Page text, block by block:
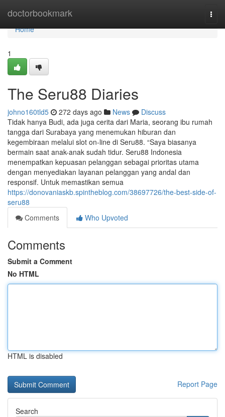
doctorbookmark
Home
Home
1
The Seru88 Diaries
johno160tld5 272 days ago News
Discuss
Tidak hanya Budi, ada juga cerita dari Maria, seorang ibu rumah
tangga dari Surabaya yang menemukan hiburan dan
kegembiraan melalui slot on-line di Seru88. “Saya biasanya
bermain saat anak-anak sudah tidur. Seru88 Indonesia
menempatkan kepuasan pelanggan sebagai prioritas utama
dengan menyediakan layanan pelanggan yang andal dan
responsif. Untuk memastikan semua
https://donovaniaskb.spintheblog.com/38697726/the-best-side-of-
seru88
Comments
Who Upvoted
Comments
Submit a Comment
No HTML
HTML is disabled
Report Page
Search